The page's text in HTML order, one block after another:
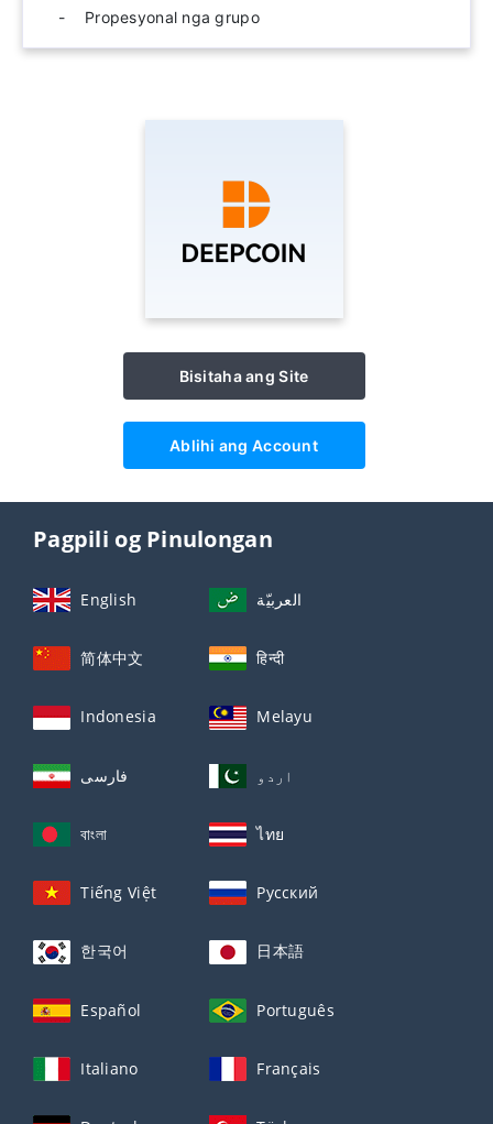
Propesyonal nga grupo
Bisitaha ang Site
Ablihi ang Account
Pagpili og Pinulongan
English العربيّة
简体中文 हिन्दी
Indonesia Melayu
فارسی اردو
বাংলা ไทย
Tiếng Việt Русский
한국어 日本語
Español Português
Italiano Français